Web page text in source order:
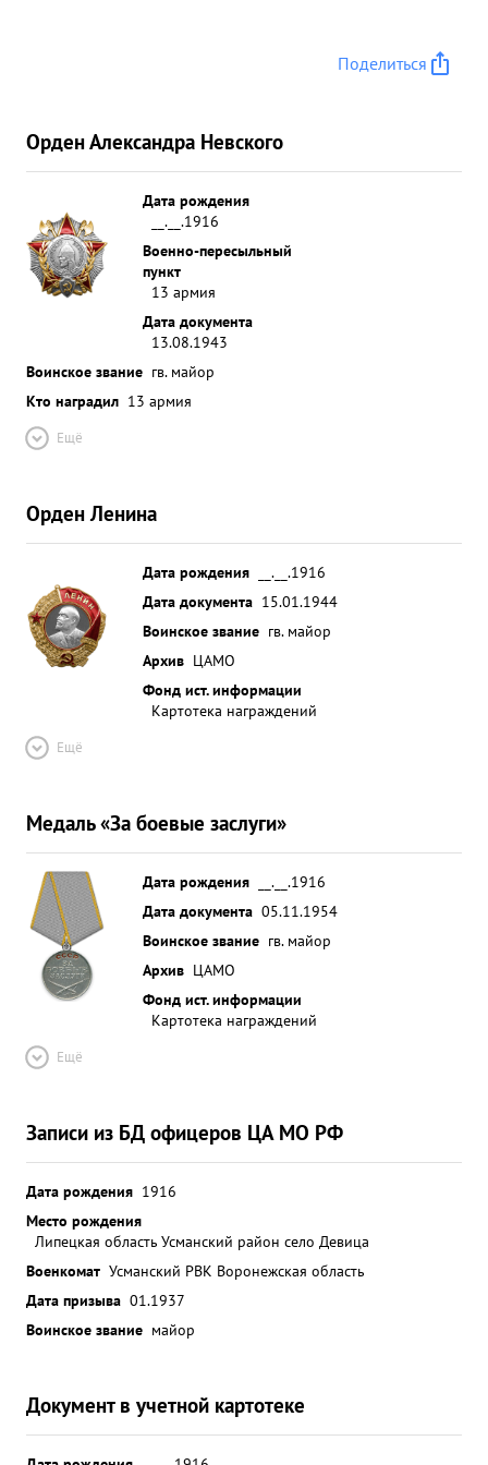
Поделиться
Орден Александра Невского
Дата рождения
__.__.1916
Военно-пересыльный
пункт
13 армия
Дата документа
13.08.1943
Воинское звание гв. майор
Кто наградил 13 армия
Ещё
Орден Ленина
Дата рождения
__.__.1916
Дата документа 15.01.1944
Воинское звание гв. майор
Архив ЦАМО
Фонд ист. информации
Картотека награждений
Ещё
Медаль «За боевые заслуги»
Дата рождения
__.__.1916
Дата документа 05.11.1954
Воинское звание гв. майор
Архив ЦАМО
Фонд ист. информации
Картотека награждений
Ещё
Записи из БД офицеров ЦА МО РФ
Дата рождения 1916
Место рождения
Липецкая область Усманский район село Девица
Военкомат Усманский РВК Воронежская область
Дата призыва 01.1937
Воинское звание майор
Документ в учетной картотеке